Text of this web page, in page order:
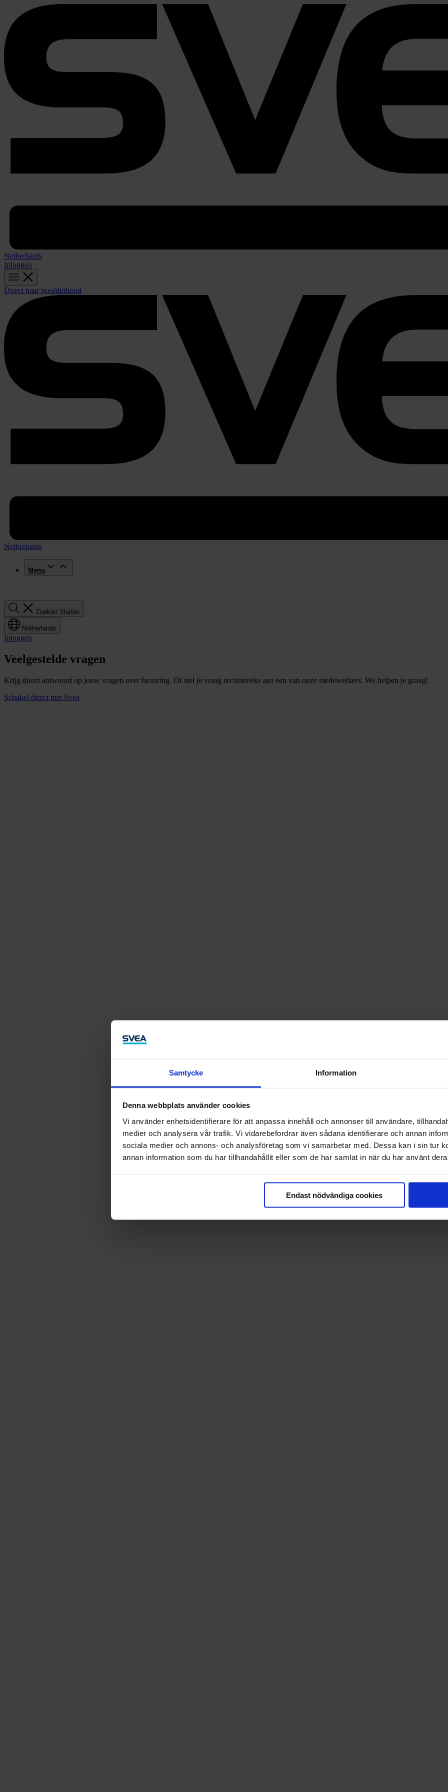
Samtycke Information
Denna webbplats använder cookies
Vi använder enhetsidentifierare för att anpassa innehåll och annonser till användare,
medier och analysera vår trafik. Vi vidarebefordrar även sådana identifierare och annan
sociala medier och annons- och analysföretag som vi samarbetar med. Dessa kan i sin tur
annan information som du har tillhandahållit eller som de har samlat in när du har använt
Endast nödvändiga cookies
Netherlands
Inloggen
Direct naar hoofdinhoud
Netherlands
Menu
Zoeken Sluiten
Netherlands
Inloggen
Veelgestelde vragen
Krijg direct antwoord op jouw vragen over factoring. Of stel je vraag rechtstreeks aan een van onze medewerkers. We helpen je graag!
Schakel direct met Svea